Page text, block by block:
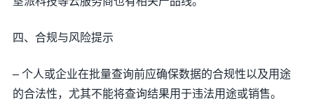
四、合规与风险提示
– 个人或企业在批量查询前应确保数据的合规性以及用途
的合法性，尤其不能将查询结果用于违法用途或销售。